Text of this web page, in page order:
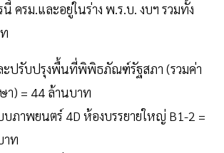
นี้ ครม.และอยู่ในร่าง พ.ร.บ. งบฯ รวมทั้ง
ะปรับปรุงพื้นที่พิพิธภัณฑ์รัฐสภา (รวมค่า
า) = 44 ล้านบาท
ภาพยนตร์ 4D ห้องบรรยายใหญ่ B1-2 =
าท